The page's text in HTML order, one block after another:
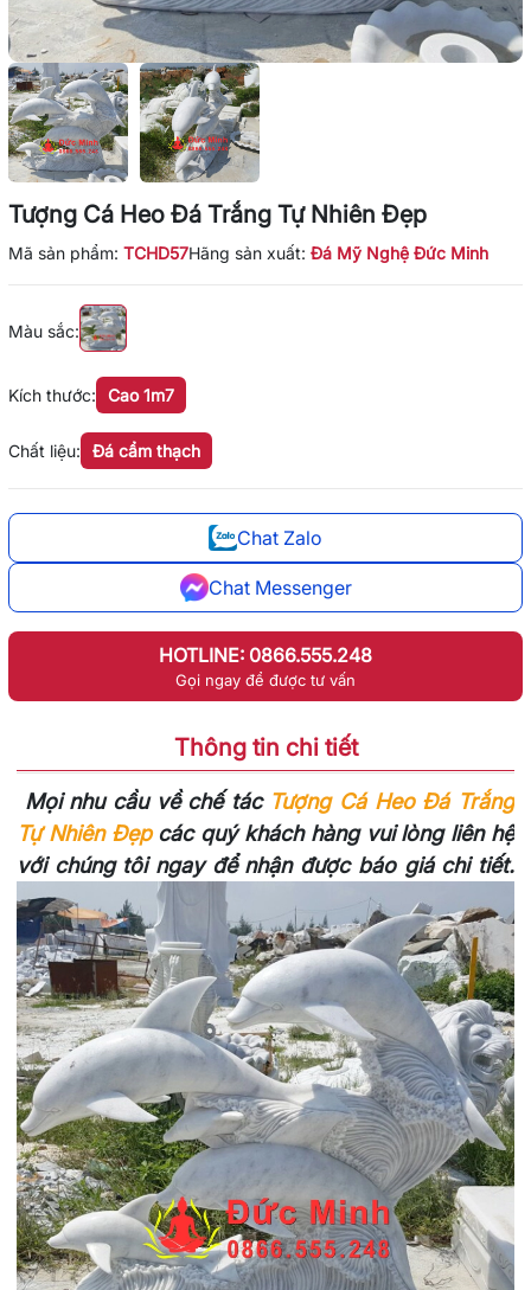
Tượng Cá Heo Đá Trắng Tự Nhiên Đẹp
Mã sản phẩm: TCHD57Hãng sản xuất: Đá Mỹ Nghệ Đức Minh
Kích thước: Cao 1m7
Màu sắc:
Chất liệu: Đá cẩm thạch
Chat Zalo
Chat Messenger
HOTLINE: 0866.555.248
Gọi ngay để được tư vấn
Thông tin chi tiết
Mọi nhu cầu về chế tác Tượng Cá Heo Đá Trắng
Tự Nhiên Đẹpcác quý khách hàng vui lòng liên hệ
với chúng tôi ngay để nhận được báo giá chi tiết.